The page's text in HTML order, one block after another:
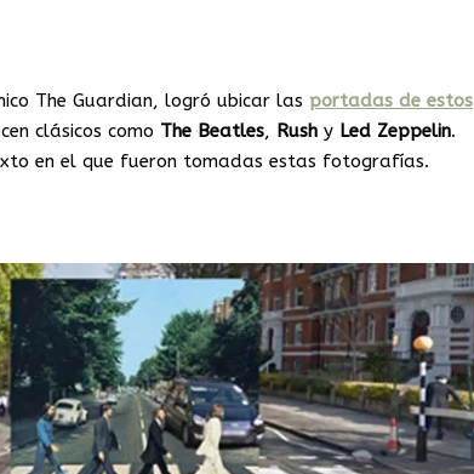
The Guardian, logró ubicar las portadas de estos
clásicos como The Beatles, Rush y Led Zeppelin.
en el que fueron tomadas estas fotografías.